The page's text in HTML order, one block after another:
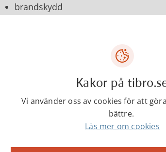
brandskydd
Du måste lämna in en ifylld och
Mall för kontrollplan
Nedan finns en tom kontrollplan som
Kakor på
Vi använder oss av cookies för att
bättre.
Läs mer om cookies